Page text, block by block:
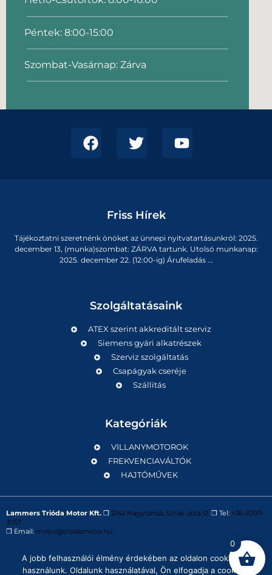
Péntek: 8:00-15:00
Szombat-Vasárnap: Zárva
Friss Hírek
Tájékoztatni szeretnénk önöket az ünnepi nyitvatartásunkról: 2025.
december 13, (munka)szombat: ZÁRVA tartunk. Utolsó munkanap:
2025. december 22. (12:00-ig) Árufeladás ...
Szolgáltatásaink
ATEX szerint akkreditált szerviz
Siemens gyári alkatrészek
Szerviz szolgáltatás
Csapágyak cseréje
Szállítás
Kategóriák
VILLANYMOTOROK
FREKVENCIAVÁLTÓK
HAJTÓMŰVEK
Lammers Trióda Motor Kft. ❒ 2142 Nagytarcsa, Szilas utca 12. ❒ Tel: +36-1/297-
3057
❒ Email: motor@triodamotor.hu
Powered byDigit-Now Kft.
0
A jobb felhasználói élmény érdekében az oldalon cookie-kat
használunk. Oldalunk használatával, Ön elfogadja a cookie-k